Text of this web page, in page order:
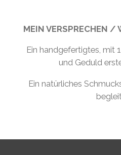
MEIN VERSPRECHEN /
Ein handgefertigtes, mit
und Geduld
Ein natürliches